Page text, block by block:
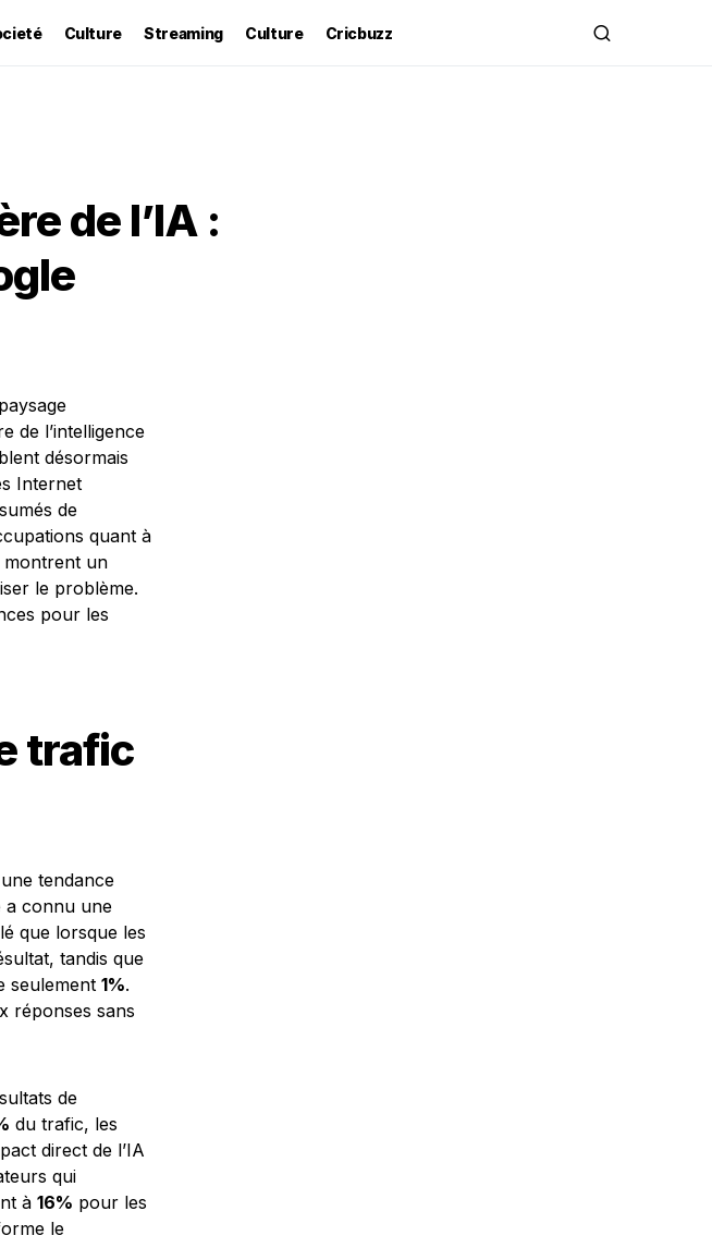
Culture Streaming Culture Cricbuzz
de l’IA :
de l’intelligence
désormais
Internet
de
quant à
montrent un
le problème.
pour les
trafic
tendance
a connu une
que lorsque les
tandis que
seulement 1%.
réponses sans
de
du trafic, les
direct de l’IA
qui
à 16% pour les
le